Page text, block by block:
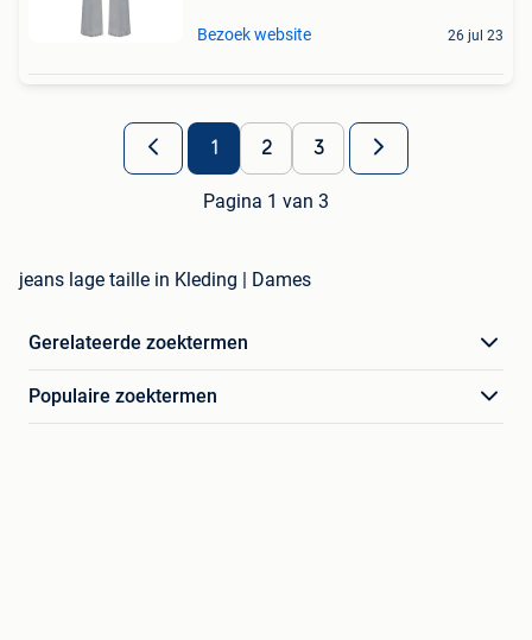
Bezoek website 26 jul 23
1 2 3
Pagina 1 van 3
jeans lage taille in Kleding | Dames
Gerelateerde zoektermen
Populaire zoektermen